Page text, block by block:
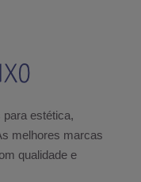
estética,
melhores marcas
qualidade e